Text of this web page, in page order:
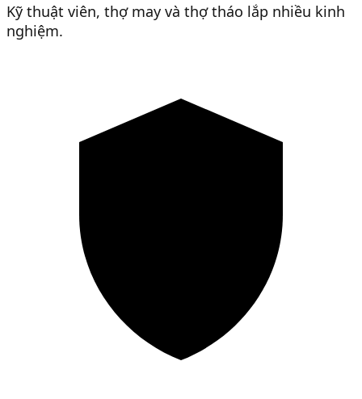
Kỹ thuật viên, thợ may và thợ tháo lắp nhiều kinh
nghiệm.